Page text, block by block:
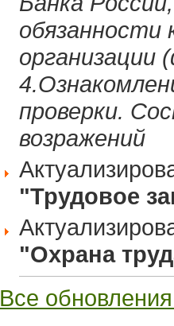
обязанности
организации
проверки.
возражений
"Трудовое
"Охрана
Все